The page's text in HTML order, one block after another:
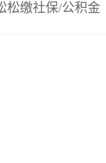
松缴社保/公积金